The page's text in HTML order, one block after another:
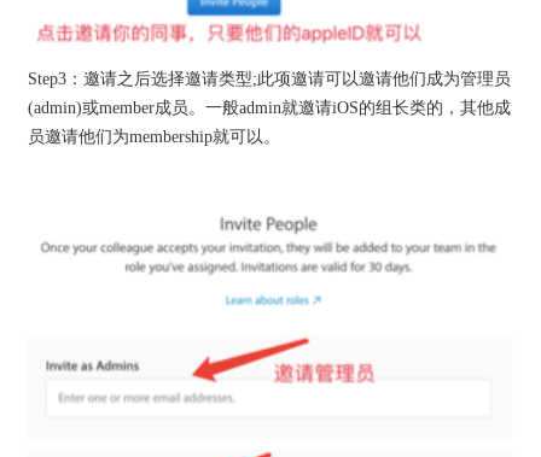
Step3：邀请之后选择邀请类型;此项邀请可以邀请他们成为管理员
(admin)或member成员。一般admin就邀请iOS的组长类的，其他成
员邀请他们为membership就可以。